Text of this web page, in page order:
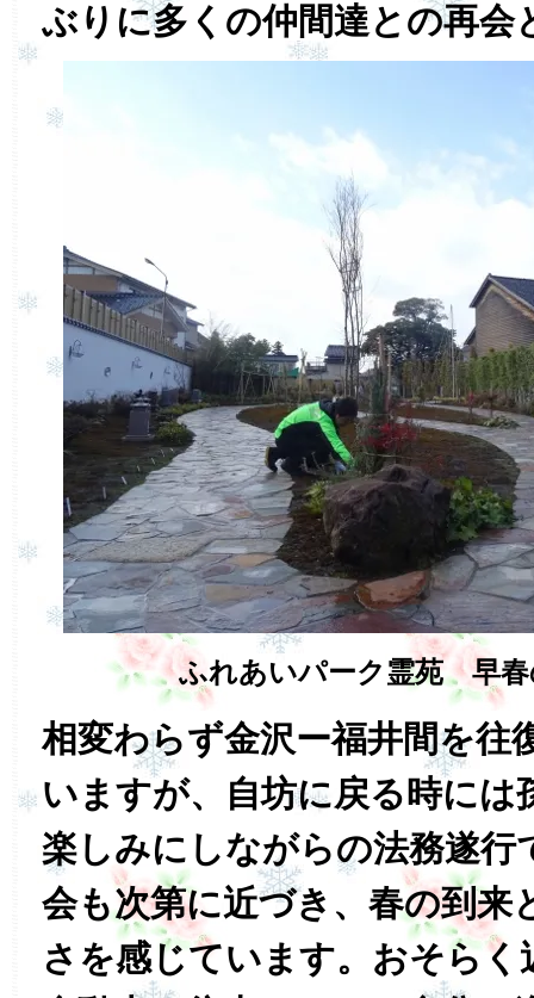
ぶりに多くの仲間達との再会
ふれあいパーク霊苑 早春
相変わらず金沢ー福井間を往
いますが、自坊に戻る時には
楽しみにしながらの法務遂行
会も次第に近づき、春の到来
さを感じています。おそらく